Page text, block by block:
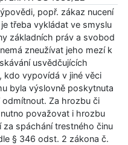
popř. zákaz nucení
třeba vykládat ve smyslu
základních práv a svobod
zneužívat jeho mezí k
usvědčujících
kdo vypovídá v jiné věci
byla výslovně poskytnuta
Za hrozbu či
považovat i hrozbu
za spáchání trestného činu
§ 346 odst. 2 zákona č.